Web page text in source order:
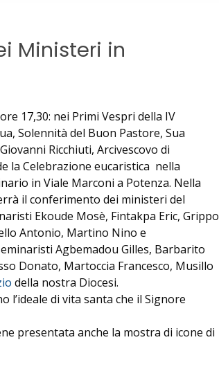
Ministeri in
17,30: nei Primi Vespri della IV
Solennità del Buon Pastore, Sua
Ricchiuti, Arcivescovo di
la Celebrazione eucaristica nella
in Viale Marconi a Potenza. Nella
il conferimento dei ministeri del
Ekoude Mosè, Fintakpa Eric, Grippo
Antonio, Martino Nino e
Agbemadou Gilles, Barbarito
Donato, Martoccia Francesco, Musillo
della nostra Diocesi.
di vita santa che il Signore
presentata anche la mostra di icone di